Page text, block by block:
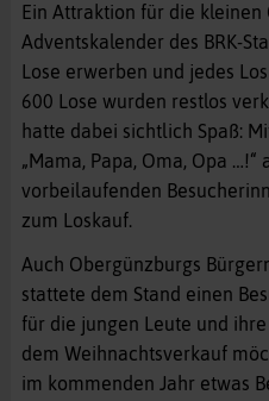
Ein Attraktion für die kleinen
Adventskalender des BRK-
Lose erwerben und jedes
600 Lose wurden restlos
hatte dabei sichtlich Spaß:
„Mama, Papa, Oma, Opa
vorbeilaufenden
zum Loskauf.
Auch Obergünzburgs
stattete dem Stand einen
für die jungen Leute und
dem Weihnachtsverkauf
im kommenden Jahr etwas